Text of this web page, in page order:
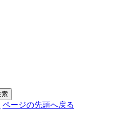
ページの先頭へ戻る